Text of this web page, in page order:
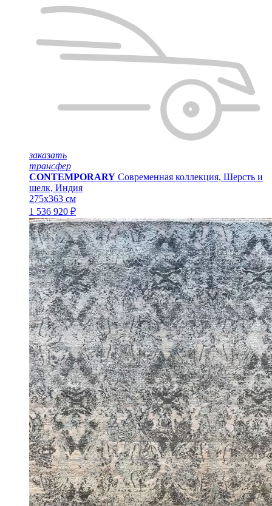
заказать
трансфер
CONTEMPORARY Современная коллекция, Шерсть и
шелк, Индия
275x363 см
1 536 920 ₽